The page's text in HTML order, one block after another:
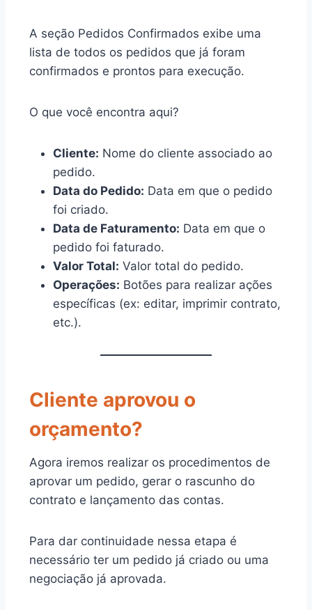
A seção Pedidos Confirmados exibe uma
lista de todos os pedidos que já foram
confirmados e prontos para execução.
O que você encontra aqui?
Cliente: Nome do cliente associado ao
pedido.
Data do Pedido: Data em que o pedido
foi criado.
Data de Faturamento: Data em que o
pedido foi faturado.
Valor Total: Valor total do pedido.
Operações: Botões para realizar ações
específicas (ex: editar, imprimir contrato,
etc.).
Cliente aprovou o
orçamento?
Agora iremos realizar os procedimentos de
aprovar um pedido, gerar o rascunho do
contrato e lançamento das contas.
Para dar continuidade nessa etapa é
necessário ter um pedido já criado ou uma
negociação já aprovada.